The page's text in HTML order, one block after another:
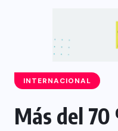
INTERNACIONAL
Más del